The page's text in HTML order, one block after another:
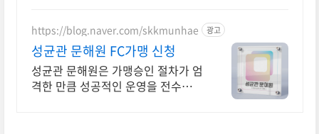
https://blog.naver.com/skkmunhae 광고
성균관 문해원 FC가맹 신청
성균관 문해원은 가맹승인 절차가 엄
격한 만큼 성공적인 운영을 전수해드